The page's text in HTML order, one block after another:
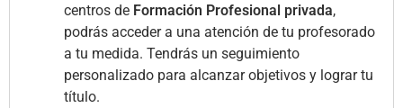
centros de Formación Profesional privada,
podrás acceder a una atención de tu profesorado
a tu medida. Tendrás un seguimiento
personalizado para alcanzar objetivos y lograr tu
título.